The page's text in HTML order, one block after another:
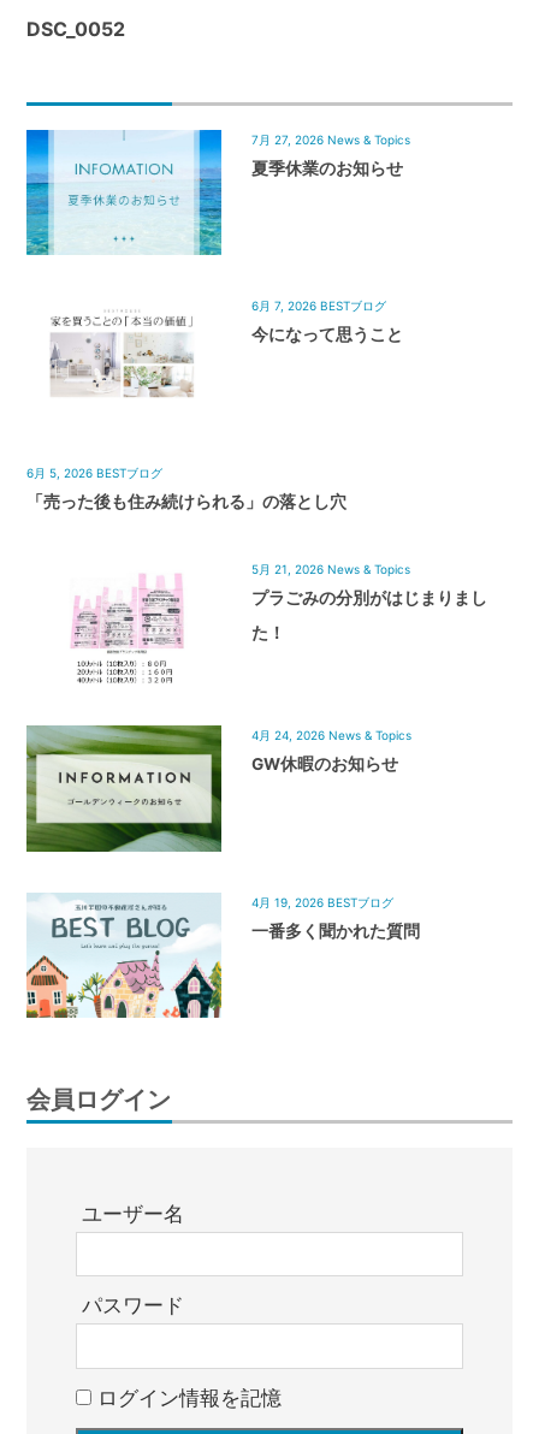
DSC_0052
7月 27, 2026 News & Topics
夏季休業のお知らせ
6月 7, 2026 BESTブログ
今になって思うこと
6月 5, 2026 BESTブログ
「売った後も住み続けられる」の落とし穴
5月 21, 2026 News & Topics
プラごみの分別がはじまりまし
た！
4月 24, 2026 News & Topics
GW休暇のお知らせ
4月 19, 2026 BESTブログ
一番多く聞かれた質問
会員ログイン
ユーザー名
パスワード
ログイン情報を記憶